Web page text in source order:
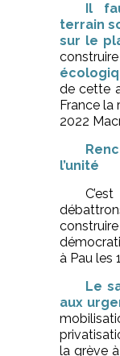
Il
terrain
sur le
de cette
France la
2022
l’unité
à Pau les
Le
aux
la grève